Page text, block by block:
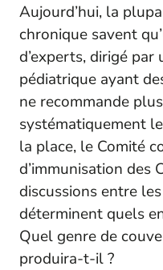
Aujourd’hui, la
chronique savent
d’experts, dirigé
pédiatrique ayant
ne recommande
systématiquement
la place, le Comité
d’immunisation des
discussions entre
déterminent quels
Quel genre de
produira-t-il ?